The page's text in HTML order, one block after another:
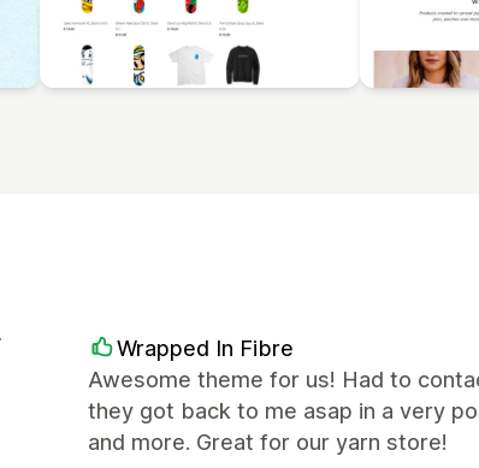
Wrapped In Fibre
Awesome theme for us! Had to
they got back to me asap in a very
and more. Great for our yarn store!